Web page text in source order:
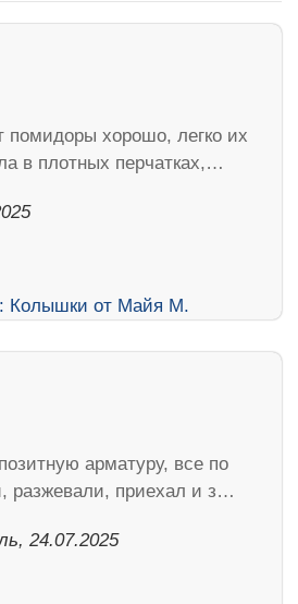
помидоры хорошо, легко их
в плотных перчатках,…
арматуру, все по
разжевали, приехал и з…
24.07.2025